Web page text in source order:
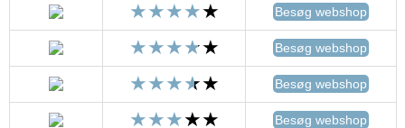
Besøg webshop
Besøg webshop
Besøg webshop
Besøg webshop